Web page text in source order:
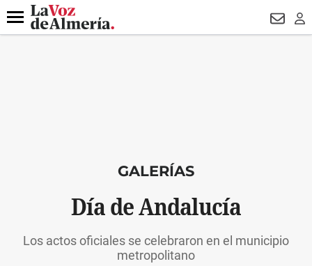
DESTACADO TURISMO
Menú
GALERÍAS
Día de Andalucía
Los actos oficiales se celebraron en el municipio
metropolitano